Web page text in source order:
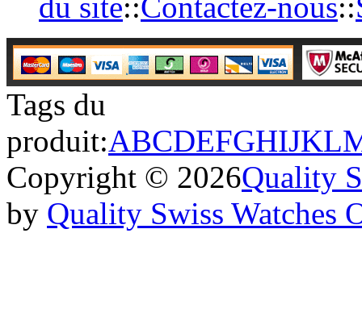
Tags du
produit:ABCDEFGHIJKL
Copyright © 2026Quality
by Quality Swiss Watches